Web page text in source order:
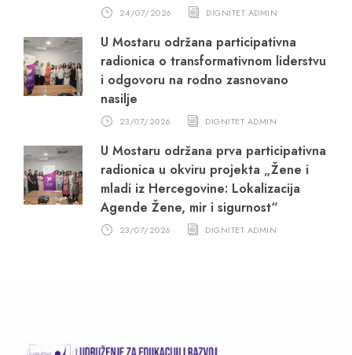
24/07/2026 DIGNITET ADMIN
U Mostaru održana participativna
radionica o transformativnom liderstvu
i odgovoru na rodno zasnovano
nasilje
23/07/2026 DIGNITET ADMIN
U Mostaru održana prva participativna
radionica u okviru projekta „Žene i
mladi iz Hercegovine: Lokalizacija
Agende Žene, mir i sigurnost“
23/07/2026 DIGNITET ADMIN